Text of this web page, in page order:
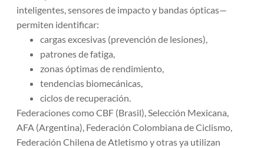
inteligentes, sensores de impacto y bandas ópticas—
permiten identificar:
cargas excesivas (prevención de lesiones),
patrones de fatiga,
zonas óptimas de rendimiento,
tendencias biomecánicas,
ciclos de recuperación.
Federaciones como CBF (Brasil), Selección Mexicana,
AFA (Argentina), Federación Colombiana de Ciclismo,
Federación Chilena de Atletismo y otras ya utilizan